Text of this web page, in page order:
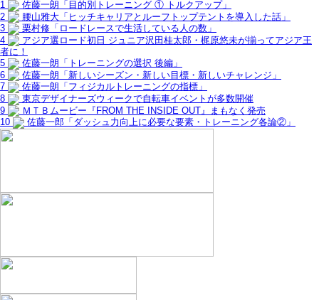
1
佐藤一朗「目的別トレーニング ① トルクアップ」
2
腰山雅大「ヒッチキャリアとルーフトップテントを導入した話」
3
栗村修「ロードレースで生活している人の数」
4
アジア選ロード初日 ジュニア沢田桂太郎・梶原悠未が揃ってアジア王
者に！
5
佐藤一朗「トレーニングの選択 後編」
6
佐藤一朗「新しいシーズン・新しい目標・新しいチャレンジ」
7
佐藤一朗「フィジカルトレーニングの指標」
8
東京デザイナーズウィークで自転車イベントが多数開催
9
ＭＴＢムービー『FROM THE INSIDE OUT』まもなく発売
10
佐藤一郎「ダッシュ力向上に必要な要素・トレーニング各論②」